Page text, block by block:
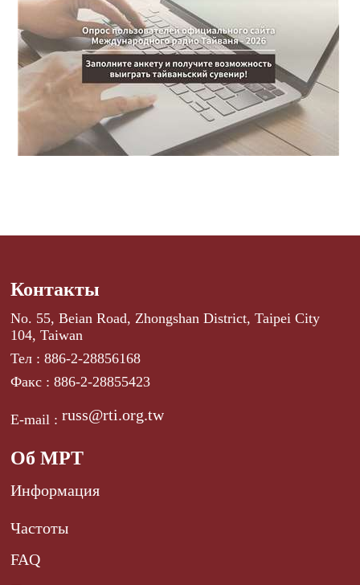
Контакты
No. 55, Beian Road, Zhongshan District, Taipei City
104, Taiwan
Тел : 886-2-28856168
Факс : 886-2-28855423
E-mail :russ@rti.org.tw
Об МРТ
Информация
Частоты
FAQ